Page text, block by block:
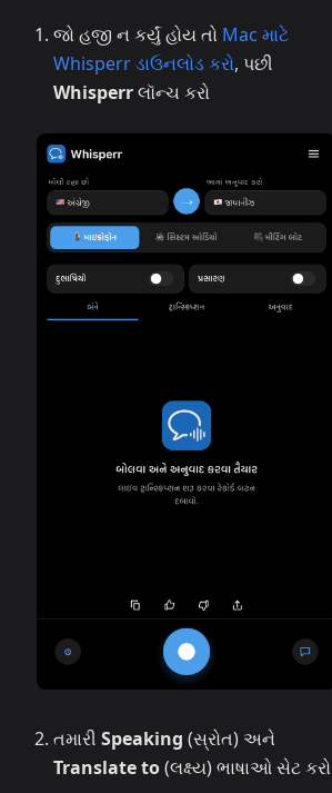
જો હજી ન કર્યું હોય તો Mac માટે
Whisperr ડાઉનલોડ કરો, પછી
Whisperrલૉન્ચ કરો
તમારી Speaking (સ્રોત) અને
Translate to(લક્ષ્ય) ભાષાઓ સેટ કરો